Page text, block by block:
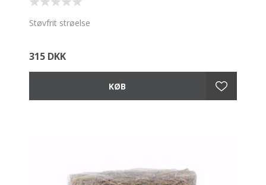
Støvfrit strøelse
315 DKK